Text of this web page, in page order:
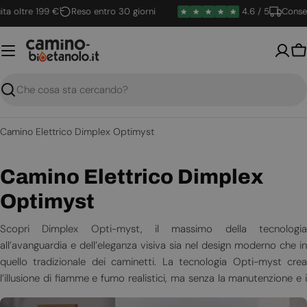
Vai
al
contenuto
199 € Reso entro 30 giorni 4.6 / 5
Ricerca
Camino Elettrico Dimplex Optimyst
C
o
l
l
e
z
Camino Elettrico Dimplex
Optimyst
Scopri Dimplex Opti-myst, il massimo della tecnologia
all’avanguardia e dell’eleganza visiva sia nel design moderno che in
quello tradizionale dei caminetti. La tecnologia Opti-myst crea
l’illusione di fiamme e fumo realistici, ma senza la manutenzione e i
disagi di un vero fuoco.